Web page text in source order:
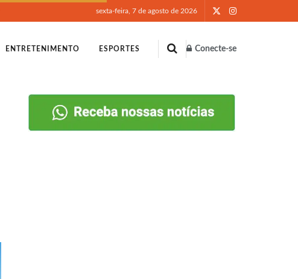
sexta-feira, 7 de agosto de 2026
ENTRETENIMENTO ESPORTES Conecte-se